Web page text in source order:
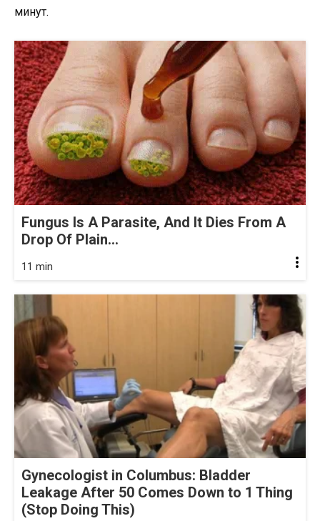
минут.
Fungus Is A Parasite, And It Dies From A
Drop Of Plain...
11 min
Gynecologist in Columbus: Bladder
Leakage After 50 Comes Down to 1 Thing
(Stop Doing This)